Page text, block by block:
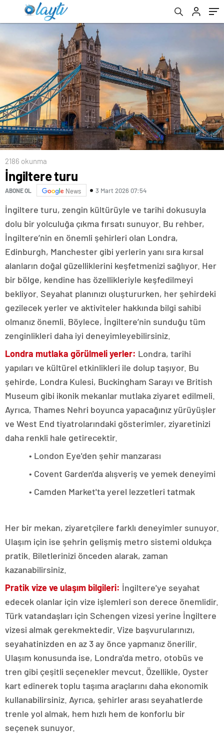
2186 okunma
İngiltere turu
ABONE OL News 3 Mart 2026 07:54
İngiltere turu, zengin kültürüyle ve tarihi dokusuyla
dolu bir yolculuğa çıkma fırsatı sunuyor. Bu rehber,
İngiltere’nin en önemli şehirleri olan Londra,
Edinburgh, Manchester gibi yerlerin yanı sıra kırsal
alanların doğal güzelliklerini keşfetmenizi sağlıyor. Her
bir bölge, kendine has özellikleriyle keşfedilmeyi
bekliyor. Seyahat planınızı oluştururken, her şehirdeki
gezilecek yerler ve aktiviteler hakkında bilgi sahibi
olmanız önemli. Böylece, İngiltere’nin sunduğu tüm
zenginlikleri daha iyi deneyimleyebilirsiniz.
Londra mutlaka görülmeli yerler: Londra, tarihi
yapıları ve kültürel etkinlikleri ile dolup taşıyor. Bu
şehirde, Londra Kulesi, Buckingham Sarayı ve British
Museum gibi ikonik mekanlar mutlaka ziyaret edilmeli.
Ayrıca, Thames Nehri boyunca yapacağınız yürüyüşler
ve West End tiyatrolarındaki gösterimler, ziyaretinizi
daha renkli hale getirecektir.
• London Eye'den şehir manzarası
• Covent Garden'da alışveriş ve yemek deneyimi
• Camden Market'ta yerel lezzetleri tatmak
Her bir mekan, ziyaretçilere farklı deneyimler sunuyor.
Ulaşım için ise şehrin gelişmiş metro sistemi oldukça
pratik. Biletlerinizi önceden alarak, zaman
kazanabilirsiniz.
Pratik vize ve ulaşım bilgileri: İngiltere'ye seyahat
edecek olanlar için vize işlemleri son derece önemlidir.
Türk vatandaşları için Schengen vizesi yerine İngiltere
vizesi almak gerekmektedir. Vize başvurularınızı,
seyahatinizden en az 3 ay önce yapmanız önerilir.
Ulaşım konusunda ise, Londra'da metro, otobüs ve
tren gibi çeşitli seçenekler mevcut. Özellikle, Oyster
kart edinerek toplu taşıma araçlarını daha ekonomik
kullanabilirsiniz. Ayrıca, şehirler arası seyahatlerde
trenle yol almak, hem hızlı hem de konforlu bir
seçenek sunuyor.